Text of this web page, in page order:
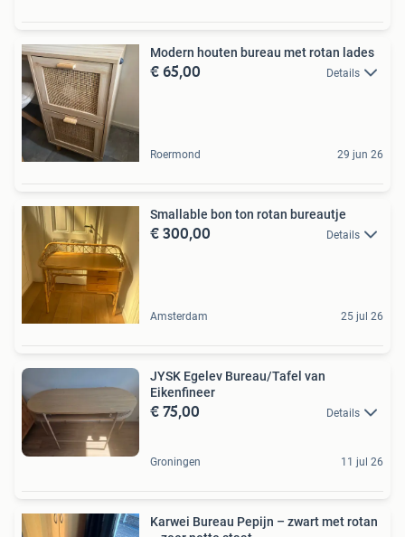
Modern houten bureau met rotan lades
€ 65,00 Details
Roermond 29 jun 26
Smallable bon ton rotan bureautje
€ 300,00 Details
Amsterdam 25 jul 26
JYSK Egelev Bureau/Tafel van
Eikenfineer
€ 75,00 Details
Groningen 11 jul 26
Karwei Bureau Pepijn – zwart met rotan